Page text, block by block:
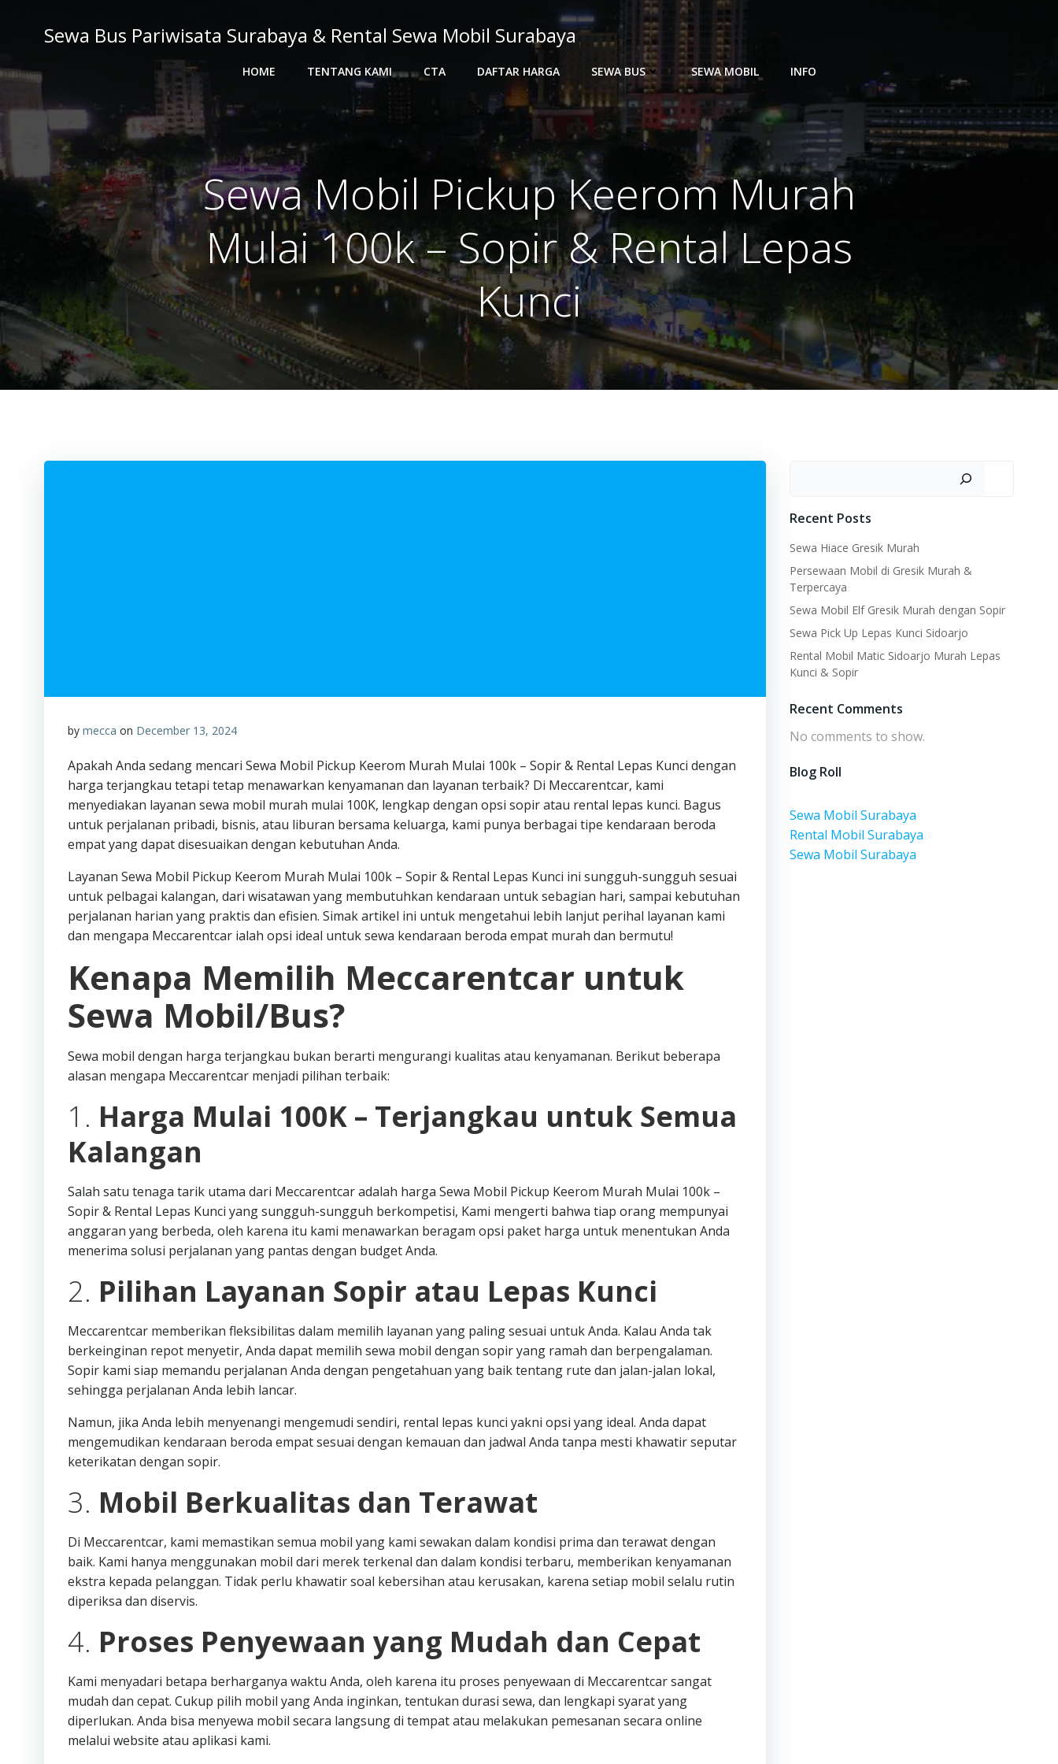
Sewa Bus Pariwisata Surabaya & Rental Sewa Mobil Surabaya
HOME TENTANG KAMI CTA DAFTAR HARGA SEWA BUS SEWA MOBIL INFO
Sewa Mobil Pickup Keerom Murah
Mulai 100k – Sopir & Rental Lepas
Kunci
by mecca on December 13, 2024
Apakah Anda sedang mencari Sewa Mobil Pickup Keerom Murah Mulai 100k – Sopir & Rental Lepas Kunci dengan
harga terjangkau tetapi tetap menawarkan kenyamanan dan layanan terbaik? Di Meccarentcar, kami
menyediakan layanan sewa mobil murah mulai 100K, lengkap dengan opsi sopir atau rental lepas kunci. Bagus
untuk perjalanan pribadi, bisnis, atau liburan bersama keluarga, kami punya berbagai tipe kendaraan beroda
empat yang dapat disesuaikan dengan kebutuhan Anda.
Layanan Sewa Mobil Pickup Keerom Murah Mulai 100k – Sopir & Rental Lepas Kunci ini sungguh-sungguh sesuai
untuk pelbagai kalangan, dari wisatawan yang membutuhkan kendaraan untuk sebagian hari, sampai kebutuhan
perjalanan harian yang praktis dan efisien. Simak artikel ini untuk mengetahui lebih lanjut perihal layanan kami
dan mengapa Meccarentcar ialah opsi ideal untuk sewa kendaraan beroda empat murah dan bermutu!
Kenapa Memilih Meccarentcar untuk
Sewa Mobil/Bus?
Sewa mobil dengan harga terjangkau bukan berarti mengurangi kualitas atau kenyamanan. Berikut beberapa
alasan mengapa Meccarentcar menjadi pilihan terbaik:
1. Harga Mulai 100K – Terjangkau untuk Semua
Kalangan
Salah satu tenaga tarik utama dari Meccarentcar adalah harga Sewa Mobil Pickup Keerom Murah Mulai 100k –
Sopir & Rental Lepas Kunci yang sungguh-sungguh berkompetisi, Kami mengerti bahwa tiap orang mempunyai
anggaran yang berbeda, oleh karena itu kami menawarkan beragam opsi paket harga untuk menentukan Anda
menerima solusi perjalanan yang pantas dengan budget Anda.
2. Pilihan Layanan Sopir atau Lepas Kunci
Meccarentcar memberikan fleksibilitas dalam memilih layanan yang paling sesuai untuk Anda. Kalau Anda tak
berkeinginan repot menyetir, Anda dapat memilih sewa mobil dengan sopir yang ramah dan berpengalaman.
Sopir kami siap memandu perjalanan Anda dengan pengetahuan yang baik tentang rute dan jalan-jalan lokal,
sehingga perjalanan Anda lebih lancar.
Namun, jika Anda lebih menyenangi mengemudi sendiri, rental lepas kunci yakni opsi yang ideal. Anda dapat
mengemudikan kendaraan beroda empat sesuai dengan kemauan dan jadwal Anda tanpa mesti khawatir seputar
keterikatan dengan sopir.
3. Mobil Berkualitas dan Terawat
Di Meccarentcar, kami memastikan semua mobil yang kami sewakan dalam kondisi prima dan terawat dengan
baik. Kami hanya menggunakan mobil dari merek terkenal dan dalam kondisi terbaru, memberikan kenyamanan
ekstra kepada pelanggan. Tidak perlu khawatir soal kebersihan atau kerusakan, karena setiap mobil selalu rutin
diperiksa dan diservis.
4. Proses Penyewaan yang Mudah dan Cepat
Kami menyadari betapa berharganya waktu Anda, oleh karena itu proses penyewaan di Meccarentcar sangat
mudah dan cepat. Cukup pilih mobil yang Anda inginkan, tentukan durasi sewa, dan lengkapi syarat yang
diperlukan. Anda bisa menyewa mobil secara langsung di tempat atau melakukan pemesanan secara online
melalui website atau aplikasi kami.
Recent Posts
Sewa Hiace Gresik Murah
Persewaan Mobil di Gresik Murah &
Terpercaya
Sewa Mobil Elf Gresik Murah dengan Sopir
Sewa Pick Up Lepas Kunci Sidoarjo
Rental Mobil Matic Sidoarjo Murah Lepas
Kunci & Sopir
Recent Comments
No comments to show.
Blog Roll
Sewa Mobil Surabaya
Rental Mobil Surabaya
Sewa Mobil Surabaya